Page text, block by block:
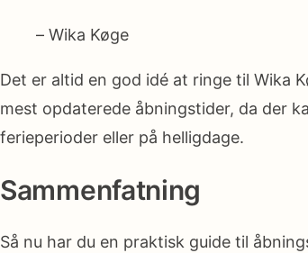
– Wika Køge
Det er altid en god idé at ringe til Wika
mest opdaterede åbningstider, da der
ferieperioder eller på helligdage.
Sammenfatning
Så nu har du en praktisk guide til